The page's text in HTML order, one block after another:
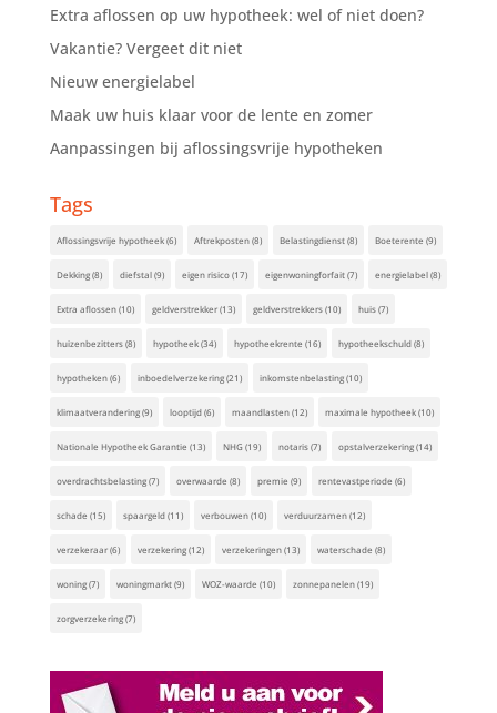
Extra aflossen op uw hypotheek: wel of niet doen?
Vakantie? Vergeet dit niet
Nieuw energielabel
Maak uw huis klaar voor de lente en zomer
Aanpassingen bij aflossingsvrije hypotheken
Tags
Aflossingsvrije hypotheek(6) Aftrekposten(8) Belastingdienst(8) Boeterente (9)
Dekking(8) diefstal(9) eigen risico(17) eigenwoningforfait(7) energielabel(8)
Extra aflossen(10) geldverstrekker(13) geldverstrekkers(10) huis(7)
huizenbezitters(8) hypotheek(34) hypotheekrente (16) hypotheekschuld(8)
hypotheken(6) inboedelverzekering(21) inkomstenbelasting(10)
klimaatverandering(9) looptijd(6) maandlasten(12) maximale hypotheek(10)
Nationale Hypotheek Garantie (13) NHG(19) notaris(7) opstalverzekering(14)
overdrachtsbelasting(7) overwaarde (8) premie (9) rentevastperiode (6)
schade (15) spaargeld(11) verbouwen(10) verduurzamen(12)
verzekeraar(6) verzekering(12) verzekeringen(13) waterschade (8)
woning(7) woningmarkt(9) WOZ-waarde (10) zonnepanelen(19)
zorgverzekering(7)